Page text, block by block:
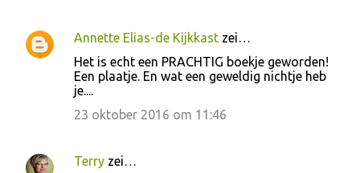
R
i
Annette Elias-de Kijkkast zei…
Het is echt een PRACHTIG boekje geworden!
Een plaatje. En wat een geweldig nichtje heb
je....
23 oktober 2016 om 11:46
Terry zei…